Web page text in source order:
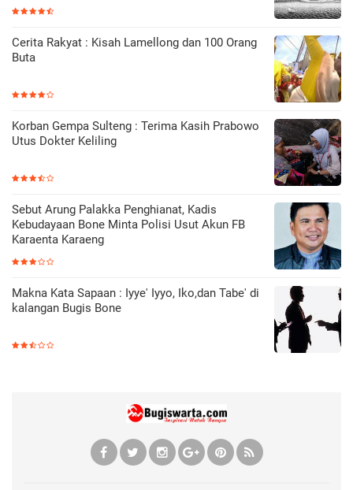
Cerita Rakyat : Kisah Lamellong dan 100 Orang
Buta
Korban Gempa Sulteng : Terima Kasih Prabowo
Utus Dokter Keliling
Sebut Arung Palakka Penghianat, Kadis
Kebudayaan Bone Minta Polisi Usut Akun FB
Karaenta Karaeng
Makna Kata Sapaan : Iyye' Iyyo, Iko,dan Tabe' di
kalangan Bugis Bone